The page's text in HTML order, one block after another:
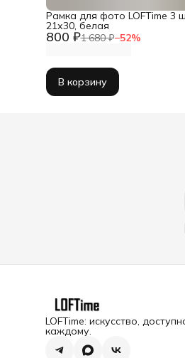
800 ₽1 680 ₽−52%
Рамка для фото LOFTime 3
21х30, белая
В корзину
LOFTime: искусство,
каждому.